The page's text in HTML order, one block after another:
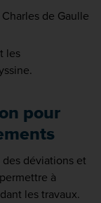
de Gaulle
les
pour
déviations et
à
les travaux.